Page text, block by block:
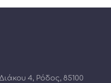
4, Ρόδος, 85100